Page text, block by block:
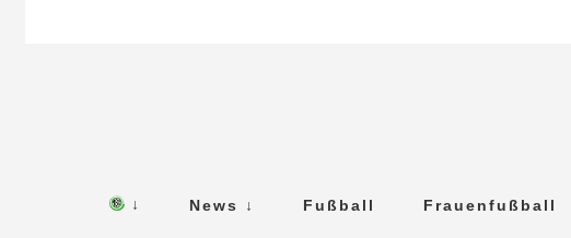
↓ News ↓ Fußball Frauenfußball